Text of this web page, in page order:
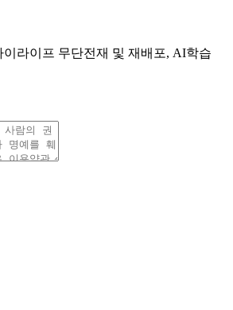
라이프 무단전재 및 재배포, AI학습